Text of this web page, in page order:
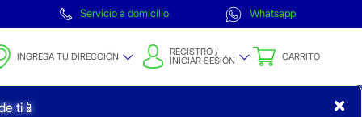
Servicio a domicilio Whatsapp
INGRESA TU DIRECCIÓN REGISTRO /
INICIAR SESIÓN CARRITO
ti📱 ×